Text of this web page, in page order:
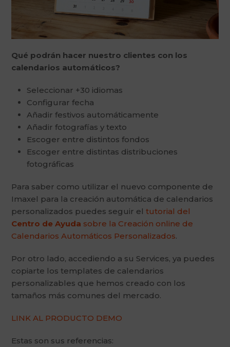
Qué podrán hacer nuestro clientes con los
calendarios automáticos?
Seleccionar +30 idiomas
Configurar fecha
Añadir festivos automáticamente
Añadir fotografías y texto
Escoger entre distintos fondos
Escoger entre distintas distribuciones
fotográficas
Para saber como utilizar el nuevo componente de
Imaxel para la creación automática de calendarios
personalizados puedes seguir el tutorial del
Centro de Ayuda sobre la Creación online de
Calendarios Automáticos Personalizados.
Por otro lado, accediendo a su Services, ya puedes
copiarte los templates de calendarios
personalizables que hemos creado con los
tamaños más comunes del mercado.
LINK AL PRODUCTO DEMO
Estas son sus referencias: